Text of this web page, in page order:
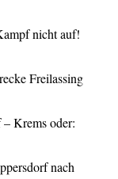
nicht auf!
Freilassing
Krems oder:
nach